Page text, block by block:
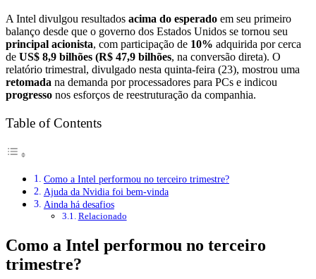
A Intel divulgou resultados acima do esperado em seu primeiro
balanço desde que o governo dos Estados Unidos se tornou seu
principal acionista, com participação de 10% adquirida por cerca
de US$ 8,9 bilhões (R$ 47,9 bilhões, na conversão direta). O
relatório trimestral, divulgado nesta quinta-feira (23), mostrou uma
retomada na demanda por processadores para PCs e indicou
progresso nos esforços de reestruturação da companhia.
Table of Contents
Como a Intel performou no terceiro trimestre?
Ajuda da Nvidia foi bem-vinda
Ainda há desafios
Relacionado
Como a Intel performou no terceiro
trimestre?